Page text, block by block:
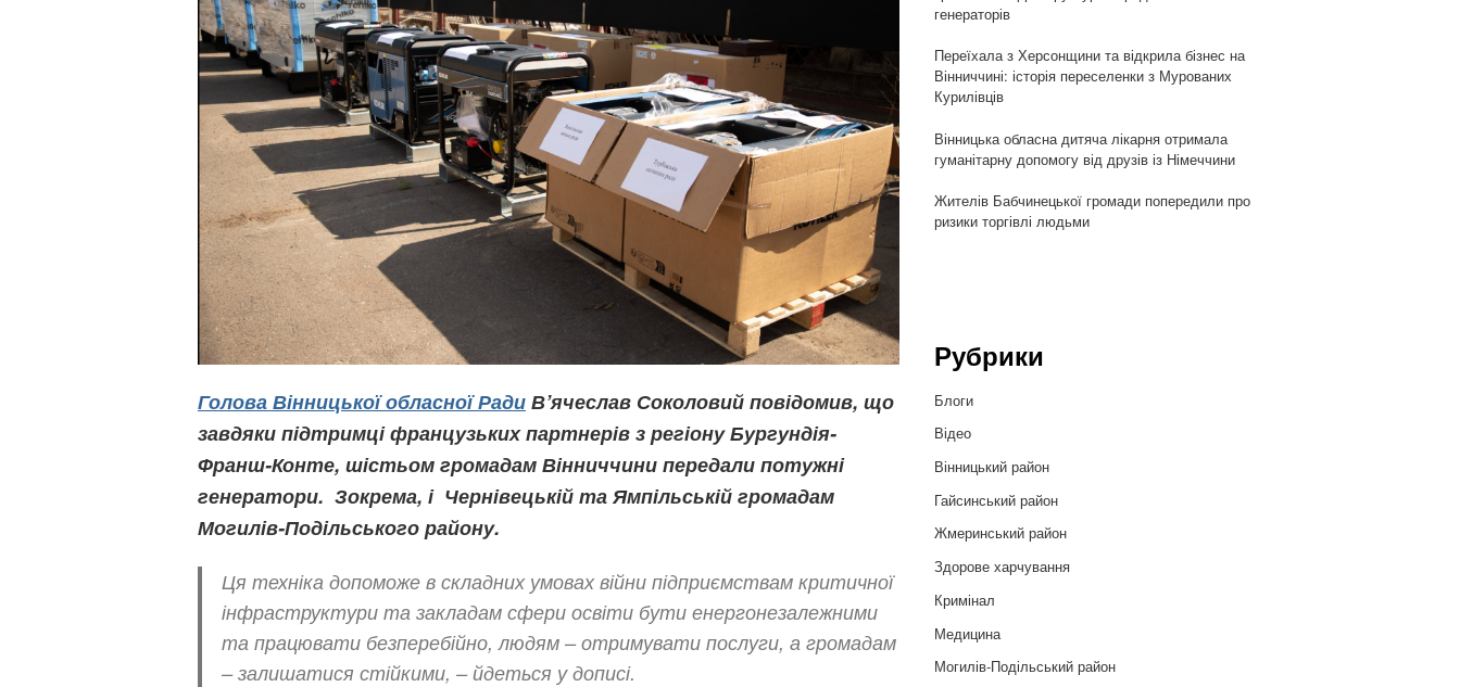
Голова Вінницької обласної РадиВ’ячеслав Соколовий повідомив, що
завдяки підтримці французьких партнерів з регіону Бургундія-
Франш-Конте, шістьом громадам Вінниччини передали потужні
генератори. Зокрема, і Чернівецькій та Ямпільській громадам
Могилів-Подільського району.
Ця техніка допоможе в складних умовах війни підприємствам критичної
інфраструктури та закладам сфери освіти бути енергонезалежними
та працювати безперебійно, людям – отримувати послуги, а громадам
– залишатися стійкими, – йдеться у дописі.
генераторів
Переїхала з Херсонщини та відкрила бізнес на
Вінниччині: історія переселенки з Мурованих
Курилівців
Вінницька обласна дитяча лікарня отримала
гуманітарну допомогу від друзів із Німеччини
Жителів Бабчинецької громади попередили про
ризики торгівлі людьми
Рубрики
Блоги
Відео
Вінницький район
Гайсинський район
Жмеринський район
Здорове харчування
Кримінал
Медицина
Могилів-Подільський район